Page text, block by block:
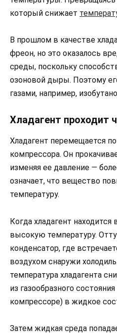
который снижает
В прошлом в качестве
фреон, но это оказалось
среды, поскольку
озоновой дыры. Поэтому
газами, например,
Хладагент проходит
Хладагент перемещается
компрессора. Он
изменяя ее давление —
означает, что вещество
температуру.
Когда хладагент
высокую температуру.
конденсатор, где
воздухом снаружи
температура хладагента
из газообразного
компрессоре) в жидкое
Затем жидкая среда